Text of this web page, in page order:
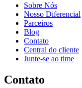
Sobre Nós
Nosso Diferencial
Parceiros
Blog
Contato
Central do cliente
Junte-se ao time
Contato